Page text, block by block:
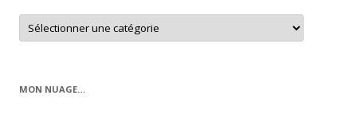
Retrouver
les
articles
MON NUAGE…